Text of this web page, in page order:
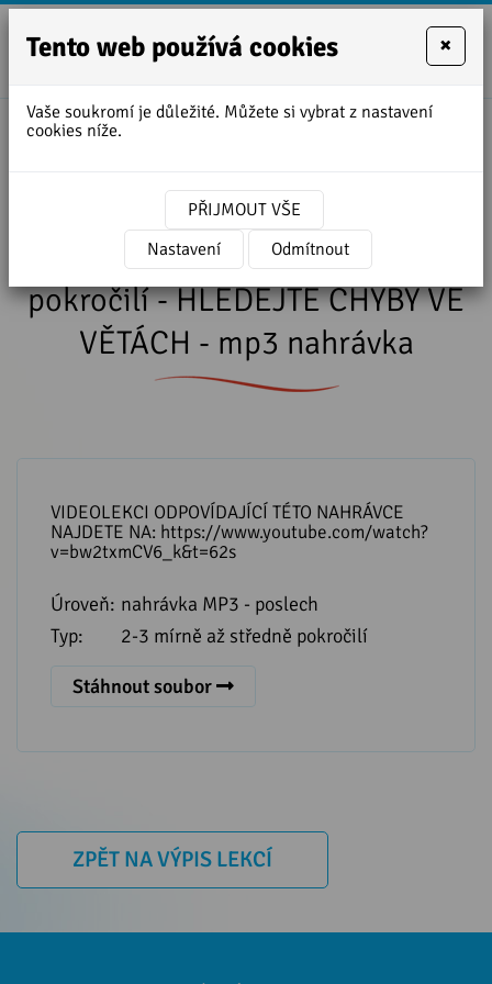
950
Úvodní stránka
HLEDEJTE CHYBY VE VĚTÁCH - mp3 nahrávka
angličtina - mírně a středně
pokročilí - HLEDEJTE CHYBY VE
VĚTÁCH - mp3 nahrávka
VIDEOLEKCI ODPOVÍDAJÍCÍ TÉTO NAHRÁVCE
NAJDETE NA: https://www.youtube.com/watch?
v=bw2txmCV6_k&t=62s
Úroveň: nahrávka MP3 - poslech
Typ:
2-3 mírně až středně pokročilí
Stáhnout soubor
ZPĚT NA VÝPIS LEKCÍ
Tento web používá cookies ×
Vaše soukromí je důležité. Můžete si vybrat z nastavení
cookies níže.
PŘIJMOUT VŠE
Nastavení
Odmítnout